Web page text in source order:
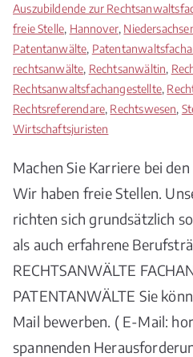
Auszubildende zur
freie Stelle, Hannover,
Patentanwälte,
rechtsanwälte, Rechtsanwältin,
Rechtsanwaltsfachangestellte,
Rechtsreferendare, Rechtswesen,
Wirtschaftsjuristen
Machen Sie Karriere bei
Wir haben freie Stellen.
richten sich grundsätzlich
als auch erfahrene
RECHTSANWÄLTE
PATENTANWÄLTE Sie
Mail bewerben. ( E-Mail:
spannenden